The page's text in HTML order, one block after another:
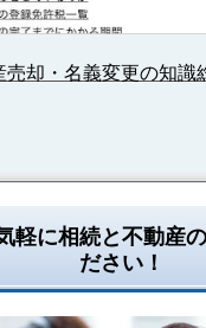
売却・名義変更の知識
軽に相続と不動産
ださい！